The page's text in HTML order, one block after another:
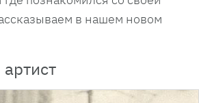
в нашем новом